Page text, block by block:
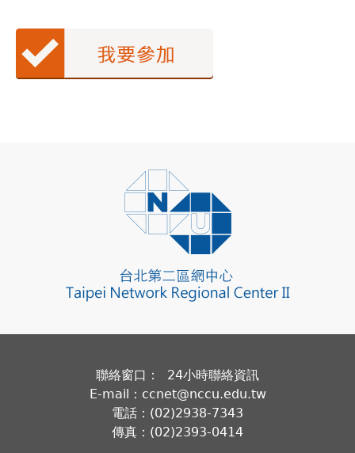
聯絡窗口： 24小時聯絡資訊
E-mail：ccnet@nccu.edu.tw
電話：(02)2938-7343
傳真：(02)2393-0414